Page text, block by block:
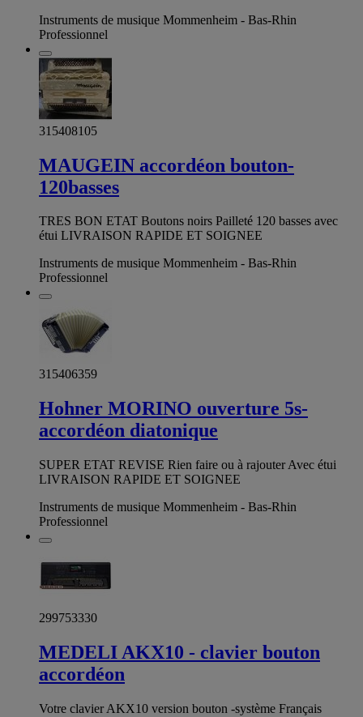
Instruments de musique Mommenheim - Bas-Rhin
Professionnel
315408105
MAUGEIN accordéon bouton-
120basses
TRES BON ETAT Boutons noirs Pailleté 120 basses avec
étui LIVRAISON RAPIDE ET SOIGNEE
Instruments de musique Mommenheim - Bas-Rhin
Professionnel
315406359
Hohner MORINO ouverture 5s-
accordéon diatonique
SUPER ETAT REVISE Rien faire ou à rajouter Avec étui
LIVRAISON RAPIDE ET SOIGNEE
Instruments de musique Mommenheim - Bas-Rhin
Professionnel
299753330
MEDELI AKX10 - clavier bouton
accordéon
Votre clavier AKX10 version bouton -système Français